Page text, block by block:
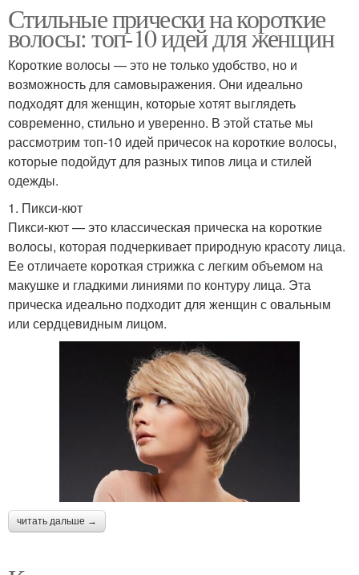
Стильные прически на короткие
волосы: топ-10 идей для женщин
Короткие волосы — это не только удобство, но и
возможность для самовыражения. Они идеально
подходят для женщин, которые хотят выглядеть
современно, стильно и уверенно. В этой статье мы
рассмотрим топ-10 идей причесок на короткие волосы,
которые подойдут для разных типов лица и стилей
одежды.
1. Пикси-кют
Пикси-кют — это классическая прическа на короткие
волосы, которая подчеркивает природную красоту лица.
Ее отличаете короткая стрижка с легким объемом на
макушке и гладкими линиями по контуру лица. Эта
прическа идеально подходит для женщин с овальным
или сердцевидным лицом.
читать дальше →